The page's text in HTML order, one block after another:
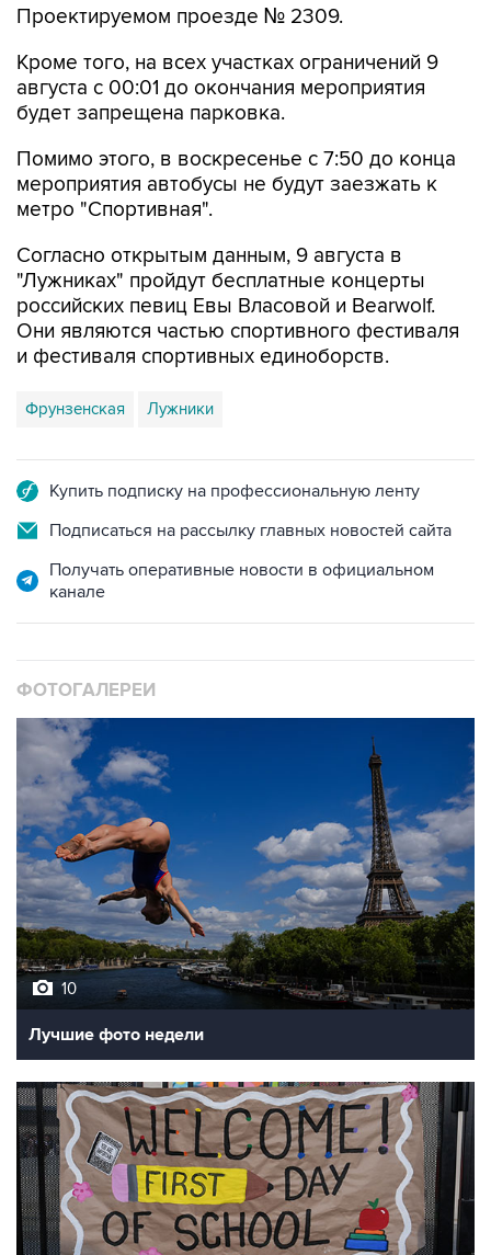
Проектируемом проезде № 2309.
Кроме того, на всех участках ограничений 9
августа с 00:01 до окончания мероприятия
будет запрещена парковка.
Помимо этого, в воскресенье с 7:50 до конца
мероприятия автобусы не будут заезжать к
метро "Спортивная".
Согласно открытым данным, 9 августа в
"Лужниках" пройдут бесплатные концерты
российских певиц Евы Власовой и Bearwolf.
Они являются частью спортивного фестиваля
и фестиваля спортивных единоборств.
Фрунзенская Лужники
Купить подписку на профессиональную ленту
Подписаться на рассылку главных новостей сайта
Получать оперативные новости в официальном
канале
ФОТОГАЛЕРЕИ
10
Лучшие фото недели